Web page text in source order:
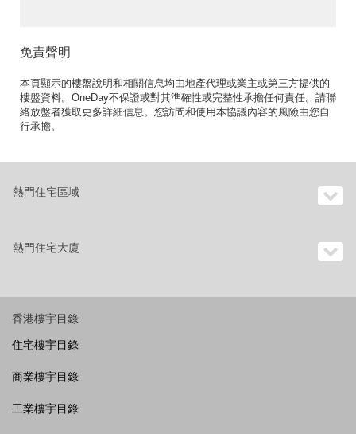
免責聲明
本頁顯示的樓盤說明和相關信息均由地產代理或業主或第三方提供的
樓盤資料。OneDay不保證或對其準確性或完整性承擔任何責任。請聯
絡放盤者獲取更多詳細信息。您訪問和使用本協議內容的風險由您自
行承擔。
熱門住宅區域
熱門住宅大廈
香港樓宇目錄
住宅樓宇目錄
商業樓宇目錄
工業樓宇目錄